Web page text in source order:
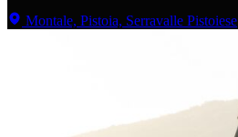
Montale, Pistoia, Serravalle Pistoiese